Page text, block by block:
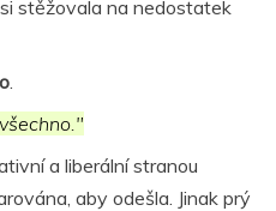
stěžovala na nedostatek
a liberální stranou
aby odešla. Jinak prý